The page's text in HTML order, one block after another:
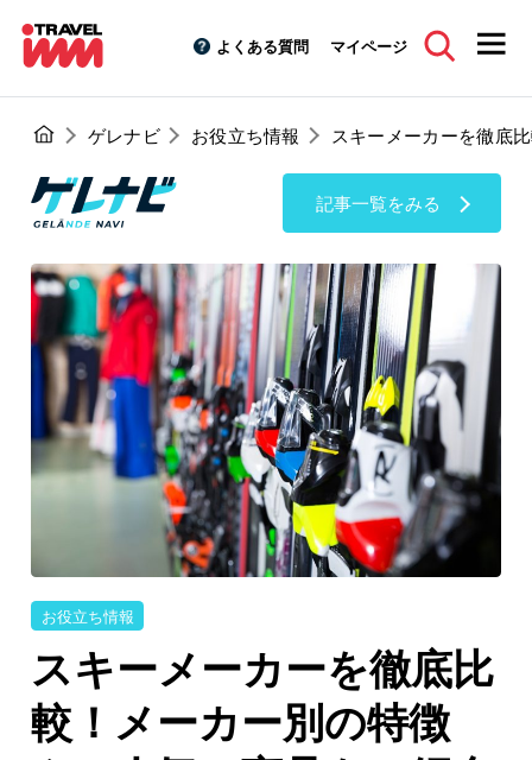
よくある質問 マイページ
ゲレナビ お役立ち情報 スキーメーカーを徹底
記事一覧をみる
お役立ち情報
スキーメーカーを徹底比
較！メーカー別の特徴